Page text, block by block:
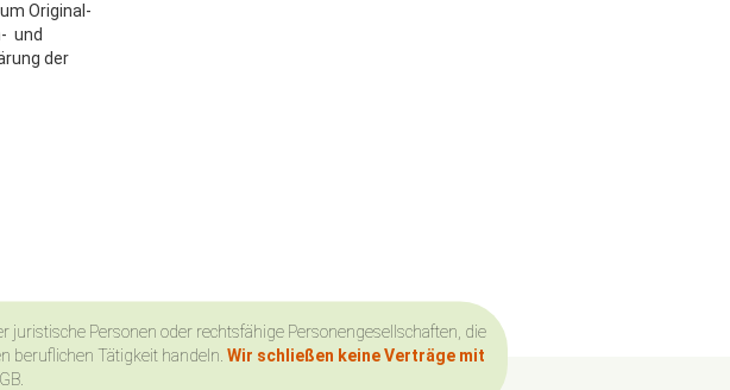
Original-
und
der
juristische Personen oder rechtsfähige Personengesellschaften, die
beruflichen Tätigkeit handeln. Wir schließen keine Verträge mit